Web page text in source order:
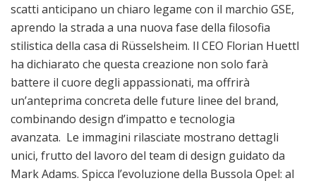
scatti anticipano un chiaro legame con il marchio GSE,
aprendo la strada a una nuova fase della filosofia
stilistica della casa di Rüsselsheim. Il CEO Florian Huettl
ha dichiarato che questa creazione non solo farà
battere il cuore degli appassionati, ma offrirà
un’anteprima concreta delle future linee del brand,
combinando design d’impatto e tecnologia
avanzata. Le immagini rilasciate mostrano dettagli
unici, frutto del lavoro del team di design guidato da
Mark Adams. Spicca l’evoluzione della Bussola Opel: al